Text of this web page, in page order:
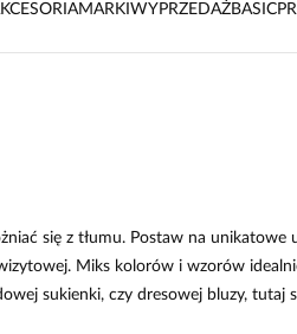
MARKI WYPRZEDAŻBASIC
się z tłumu. Postaw na
Miks kolorów i wzorów
sukienki, czy dresowej bluzy, tutaj